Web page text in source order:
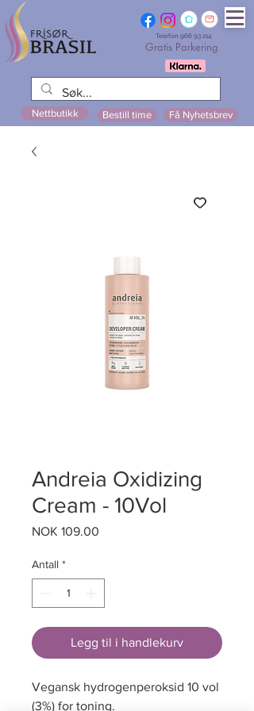
Telefon 966 93 214
Nettbutikk Bestill time Få Nyhetsbrev
Gratis Parkering
Andreia Oxidizing
Cream - 10Vol
NOK 109.00
Antall *
Legg til i handlekurv
Vegansk hydrogenperoksid 10 vol
(3%) for toning.